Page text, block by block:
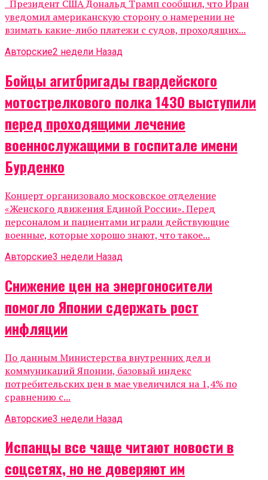
Президент США Дональд Трамп сообщил, что Иран
уведомил американскую сторону о намерении не
взимать какие-либо платежи с судов, проходящих...
Авторские2 недели Назад
Бойцы агитбригады гвардейского
мотострелкового полка 1430 выступили
перед проходящими лечение
военнослужащими в госпитале имени
Бурденко
Концерт организовало московское отделение
«Женского движения Единой России». Перед
персоналом и пациентами играли действующие
военные, которые хорошо знают, что такое...
Авторские3 недели Назад
Снижение цен на энергоносители
помогло Японии сдержать рост
инфляции
По данным Министерства внутренних дел и
коммуникаций Японии, базовый индекс
потребительских цен в мае увеличился на 1,4% по
сравнению с...
Авторские3 недели Назад
Испанцы все чаще читают новости в
соцсетях, но не доверяют им